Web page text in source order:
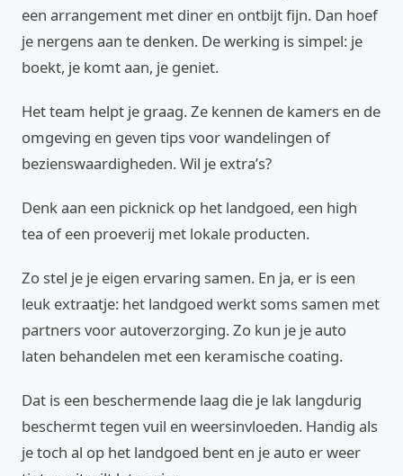
een arrangement met diner en ontbijt fijn. Dan hoef
je nergens aan te denken. De werking is simpel: je
boekt, je komt aan, je geniet.
Het team helpt je graag. Ze kennen de kamers en de
omgeving en geven tips voor wandelingen of
bezienswaardigheden. Wil je extra’s?
Denk aan een picknick op het landgoed, een high
tea of een proeverij met lokale producten.
Zo stel je je eigen ervaring samen. En ja, er is een
leuk extraatje: het landgoed werkt soms samen met
partners voor autoverzorging. Zo kun je je auto
laten behandelen met een keramische coating.
Dat is een beschermende laag die je lak langdurig
beschermt tegen vuil en weersinvloeden. Handig als
je toch al op het landgoed bent en je auto er weer